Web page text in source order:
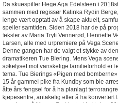
Da skuespiller Hege Aga Edelsteen i
sammen med regissør Katinka Rydin
lenge vært opptatt av å skape aktuelt,
speiler samtiden. Siden 2018 har de på
tekster av Maria Tryti Vennerød, Henriette
Larsen, alle med urpremiere på Vega
Denne gangen har de valgt et stykke av
dramatikeren Tue Biering. Mens Vega
søkelyset mot vanskelige familieforhold er
tema. Tue Bierings «Pigen med
15 år gammel pike fra Kundby som ble
åtte års fengsel for å ha planlagt
kjøpesentre, antakelig etter å ha konvertert